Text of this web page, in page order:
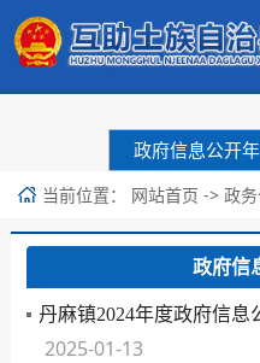
政府信息公开
当前位置： 网站首页 -> 政
政府信
丹麻镇2024年度政府信息
2025-01-13